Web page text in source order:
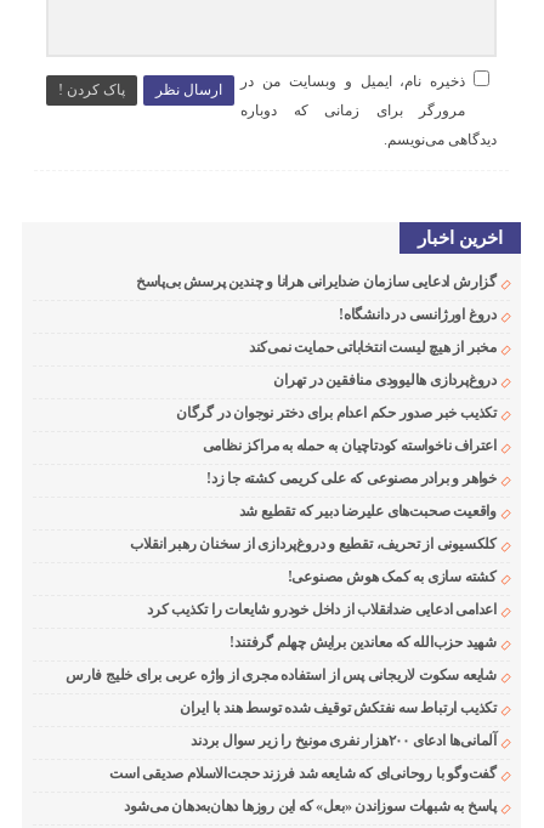
ارسال نظر پاک کردن !
ذخیره نام، ایمیل و وبسایت من در
مرورگر برای زمانی که دوباره
دیدگاهی می‌نویسم.
اخرین اخبار
گزارش ادعایی سازمان ضدایرانی هرانا و چندین پرسش بی‌پاسخ
دروغ اورژانسی در دانشگاه!
مخبر از هیچ لیست انتخاباتی حمایت نمی‌کند
دروغ‌پردازی هالیوودی منافقین در تهران
تکذیب خبر صدور حکم اعدام برای دختر نوجوان در گرگان
اعتراف ناخواسته کودتاچیان به حمله به مراکز نظامی
خواهر و برادر مصنوعی که علی کریمی کشته جا زد!
واقعیت صحبت‌های علیرضا دبیر که تقطیع شد
کلکسیونی از تحریف، تقطیع و دروغ‌پردازی از سخنان رهبر انقلاب
کشته سازی به کمک هوش مصنوعی!
اعدامی ادعایی ضدانقلاب از داخل خودرو شایعات را تکذیب کرد
شهید حزب‌الله که معاندین برایش چهلم گرفتند!
شایعه سکوت لاریجانی پس از استفاده مجری از واژه عربی برای خلیج فارس
تکذیب ارتباط سه نفتکش توقیف شده توسط هند با ایران
آلمانی‌ها ادعای ۲۰۰هزار نفری مونیخ را زیر سوال بردند
گفت‌وگو با روحانی‌ای که شایعه شد فرزند حجت‌الاسلام صدیقی است
پاسخ به شبهات سوزاندن «بعل» که این روزها دهان‌به‌دهان می‌شود